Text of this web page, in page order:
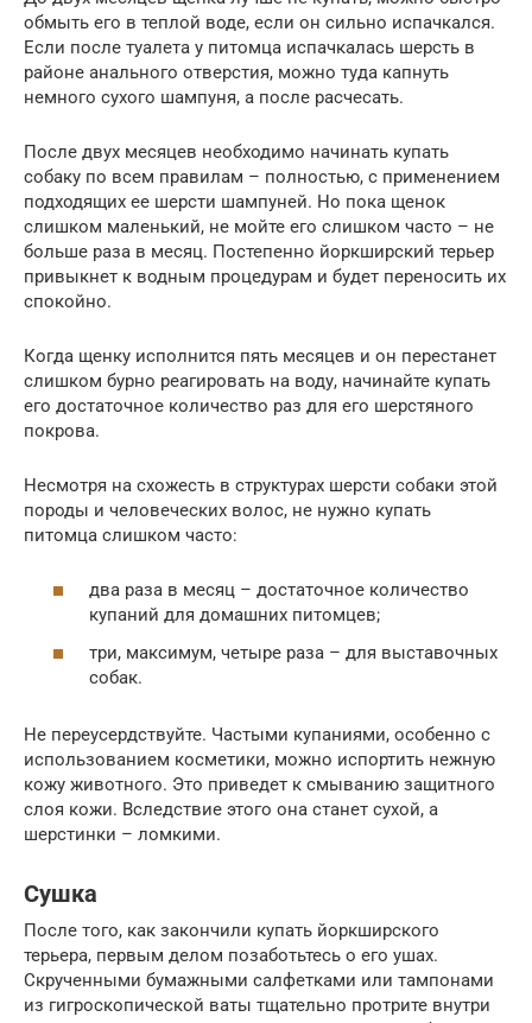
обмыть его в теплой воде, если он сильно испачкался.
Если после туалета у питомца испачкалась шерсть в
районе анального отверстия, можно туда капнуть
немного сухого шампуня, а после расчесать.
После двух месяцев необходимо начинать купать
собаку по всем правилам – полностью, с применением
подходящих ее шерсти шампуней. Но пока щенок
слишком маленький, не мойте его слишком часто – не
больше раза в месяц. Постепенно йоркширский терьер
привыкнет к водным процедурам и будет переносить их
спокойно.
Когда щенку исполнится пять месяцев и он перестанет
слишком бурно реагировать на воду, начинайте купать
его достаточное количество раз для его шерстяного
покрова.
Несмотря на схожесть в структурах шерсти собаки этой
породы и человеческих волос, не нужно купать
питомца слишком часто:
два раза в месяц – достаточное количество
купаний для домашних питомцев;
три, максимум, четыре раза – для выставочных
собак.
Не переусердствуйте. Частыми купаниями, особенно с
использованием косметики, можно испортить нежную
кожу животного. Это приведет к смыванию защитного
слоя кожи. Вследствие этого она станет сухой, а
шерстинки – ломкими.
Сушка
После того, как закончили купать йоркширского
терьера, первым делом позаботьтесь о его ушах.
Скрученными бумажными салфетками или тампонами
из гигроскопической ваты тщательно протрите внутри